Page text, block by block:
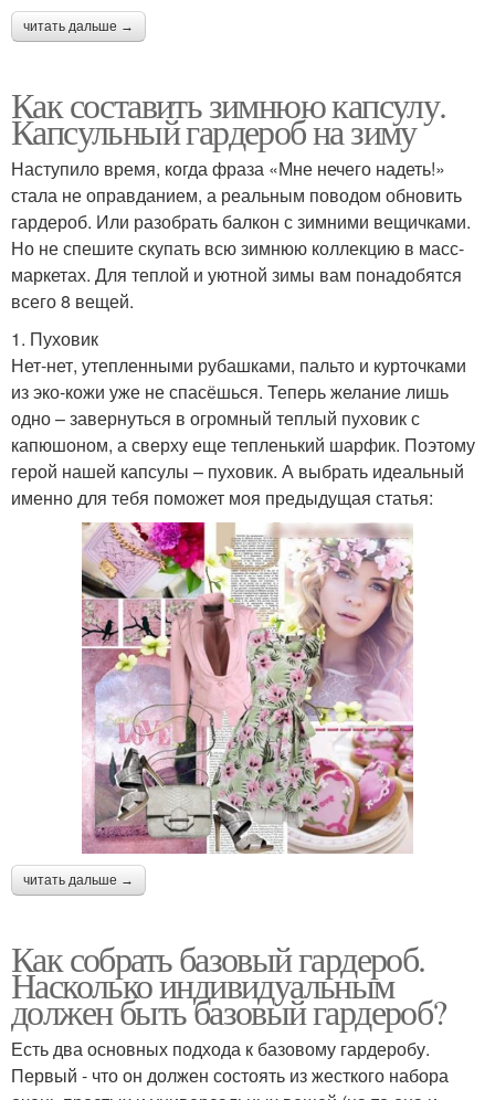
читать дальше →
Как составить зимнюю капсулу.
Капсульный гардероб на зиму
Наступило время, когда фраза «Мне нечего надеть!»
стала не оправданием, а реальным поводом обновить
гардероб. Или разобрать балкон с зимними вещичками.
Но не спешите скупать всю зимнюю коллекцию в масс-
маркетах. Для теплой и уютной зимы вам понадобятся
всего 8 вещей.
1. Пуховик
Нет-нет, утепленными рубашками, пальто и курточками
из эко-кожи уже не спасёшься. Теперь желание лишь
одно – завернуться в огромный теплый пуховик с
капюшоном, а сверху еще тепленький шарфик. Поэтому
герой нашей капсулы – пуховик. А выбрать идеальный
именно для тебя поможет моя предыдущая статья:
читать дальше →
Как собрать базовый гардероб.
Насколько индивидуальным
должен быть базовый гардероб?
Есть два основных подхода к базовому гардеробу.
Первый - что он должен состоять из жесткого набора